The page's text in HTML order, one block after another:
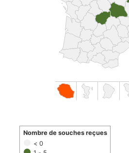
< 0
Nombre de souches reçues